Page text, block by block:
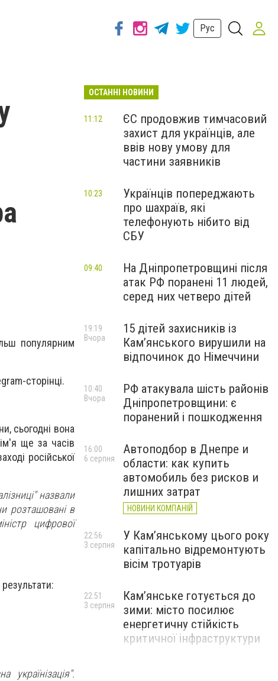
Рус
популярним
сторінці.
сьогодні вона
ще за часів
російської
назвали
розташовані в
цифрової
українізація".
ОСТАННІ НОВИНИ
ЄС продовжив тимчасовий
захист для українців, але
ввів нову умову для
частини заявників
11:12
Українців попереджають
про шахраїв, які
телефонують нібито від
СБУ
10:23
На Дніпропетровщині після
атак РФ поранені 11 людей,
серед них четверо дітей
09:40
15 дітей захисників із
Кам’янського вирушили на
відпочинок до Німеччини
19:19
Вчора
РФ атакувала шість районів
Дніпропетровщини: є
поранений і пошкодження
10:40
Вчора
Автоподбор в Днепре и
области: как купить
автомобиль без рисков и
лишних затрат
НОВИНИ КОМПАНІЙ
16:00
6 серпня
У Кам’янському цього року
капітально відремонтують
вісім тротуарів
22:56
3 серпня
Кам’янське готується до
зими: місто посилює
енергетичну стійкість
критичної інфраструктури
22:51
3 серпня